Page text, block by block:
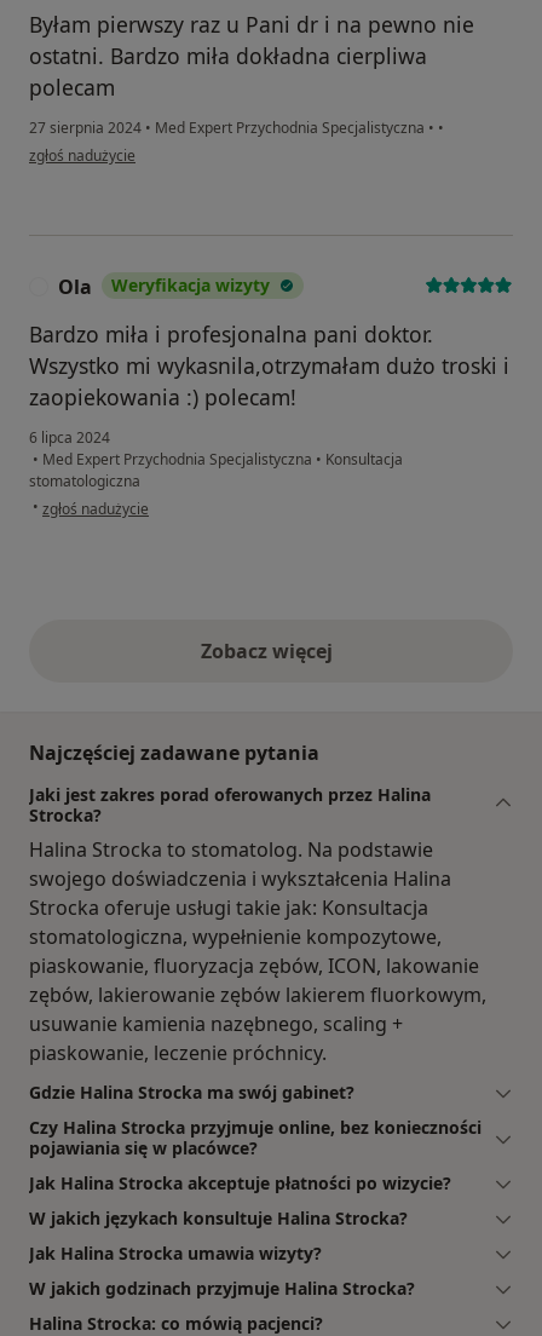
Byłam pierwszy raz u Pani dr i na pewno nie
ostatni. Bardzo miła dokładna cierpliwa
polecam
27 sierpnia 2024 • Med Expert Przychodnia Specjalistyczna • •
w opinii użytkownika Ania
zgłoś nadużycie
Ola Weryfikacja wizyty
Bardzo miła i profesjonalna pani doktor.
Wszystko mi wykasnila,otrzymałam dużo troski i
zaopiekowania :) polecam!
6 lipca 2024
• Med Expert Przychodnia Specjalistyczna • Konsultacja
stomatologiczna
• w opinii użytkownika Ola
zgłoś nadużycie
Zobacz więcejopinie powyżej
Najczęściej zadawane pytania
Jaki jest zakres porad oferowanych przez Halina
Strocka?
Halina Strocka to stomatolog. Na podstawie
swojego doświadczenia i wykształcenia Halina
Strocka oferuje usługi takie jak: Konsultacja
stomatologiczna, wypełnienie kompozytowe,
piaskowanie, fluoryzacja zębów, ICON, lakowanie
zębów, lakierowanie zębów lakierem fluorkowym,
usuwanie kamienia nazębnego, scaling +
piaskowanie, leczenie próchnicy.
Gdzie Halina Strocka ma swój gabinet?
Czy Halina Strocka przyjmuje online, bez konieczności
pojawiania się w placówce?
Jak Halina Strocka akceptuje płatności po wizycie?
W jakich językach konsultuje Halina Strocka?
Jak Halina Strocka umawia wizyty?
W jakich godzinach przyjmuje Halina Strocka?
Halina Strocka: co mówią pacjenci?